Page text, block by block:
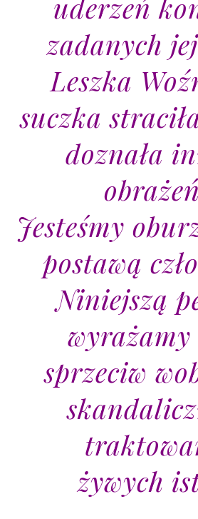
uderzeń
zadanych
Leszka
suczka
doznała
Jesteśmy
postawą
Niniejszą
wyrażamy
sprzeciw
żywych